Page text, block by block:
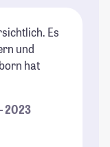
Es
und
hat
2023